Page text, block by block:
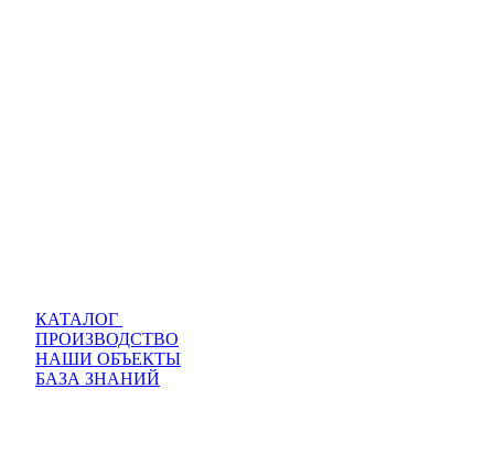
КАТАЛОГ
ПРОИЗВОДСТВО
НАШИ ОБЪЕКТЫ
БАЗА ЗНАНИЙ